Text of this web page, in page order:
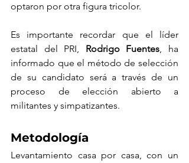
optaron por otra figura tricolor.
Es importante recordar que el líder
estatal del PRI, Rodrigo Fuentes, ha
informado que el método de selección
de su candidato será a través de un
proceso de elección abierto a
militantes y simpatizantes.
Metodología